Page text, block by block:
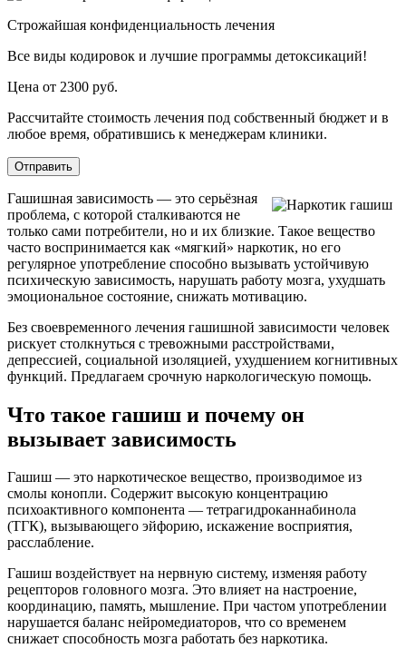
Строжайшая конфиденциальность лечения
Все виды кодировок и лучшие программы детоксикаций!
Цена от 2300 руб.
Рассчитайте стоимость лечения под собственный бюджет и в
любое время, обратившись к менеджерам клиники.
Отправить
Гашишная зависимость — это серьёзная
проблема, с которой сталкиваются не
только сами потребители, но и их близкие. Такое вещество
часто воспринимается как «мягкий» наркотик, но его
регулярное употребление способно вызывать устойчивую
психическую зависимость, нарушать работу мозга, ухудшать
эмоциональное состояние, снижать мотивацию.
Без своевременного лечения гашишной зависимости человек
рискует столкнуться с тревожными расстройствами,
депрессией, социальной изоляцией, ухудшением когнитивных
функций. Предлагаем срочную наркологическую помощь.
Что такое гашиш и почему он
вызывает зависимость
Гашиш — это наркотическое вещество, производимое из
смолы конопли. Содержит высокую концентрацию
психоактивного компонента — тетрагидроканнабинола
(ТГК), вызывающего эйфорию, искажение восприятия,
расслабление.
Гашиш воздействует на нервную систему, изменяя работу
рецепторов головного мозга. Это влияет на настроение,
координацию, память, мышление. При частом употреблении
нарушается баланс нейромедиаторов, что со временем
снижает способность мозга работать без наркотика.